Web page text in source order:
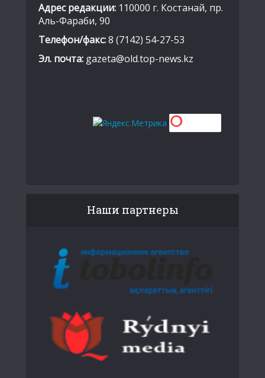
Адрес редакции: 110000 г. Костанай, пр.
Аль-Фараби, 90
Телефон/факс:8 (7142) 54-27-53
Эл. почта: gazeta@old.top-news.kz
Наши партнеры